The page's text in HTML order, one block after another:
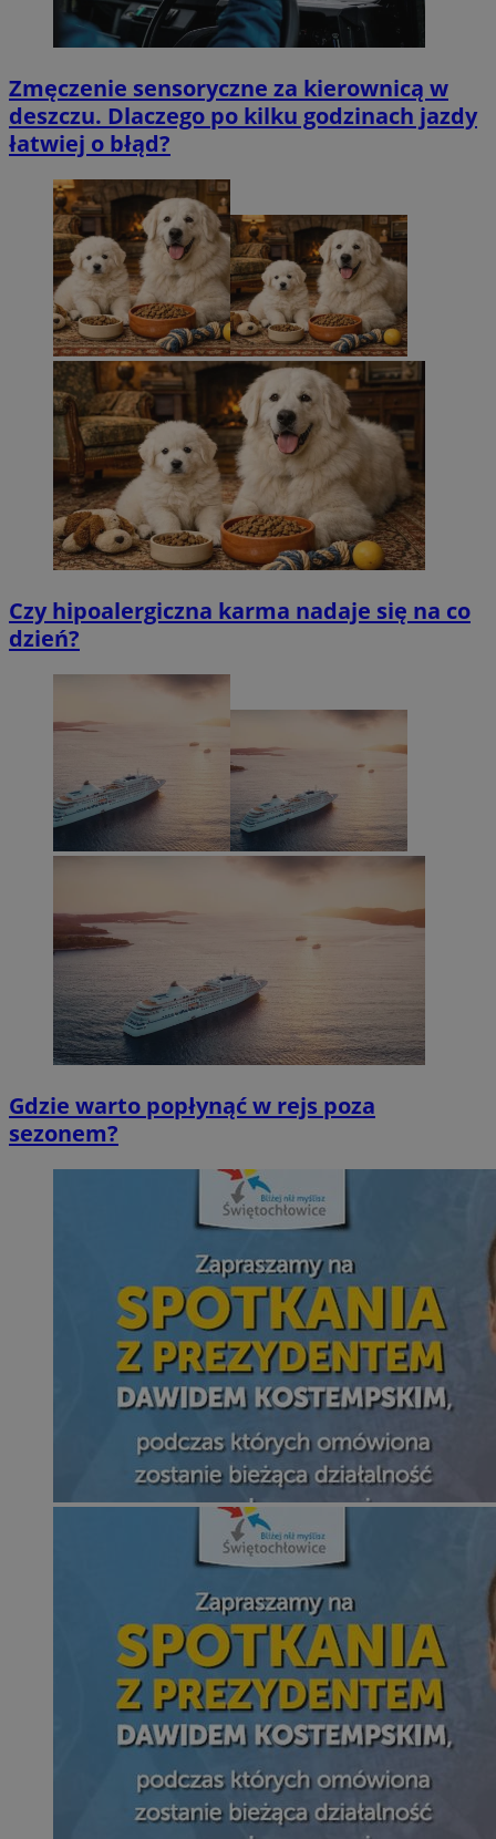
Zmęczenie sensoryczne za kierownicą w
deszczu. Dlaczego po kilku godzinach jazdy
łatwiej o błąd?
Czy hipoalergiczna karma nadaje się na co
dzień?
Gdzie warto popłynąć w rejs poza
sezonem?